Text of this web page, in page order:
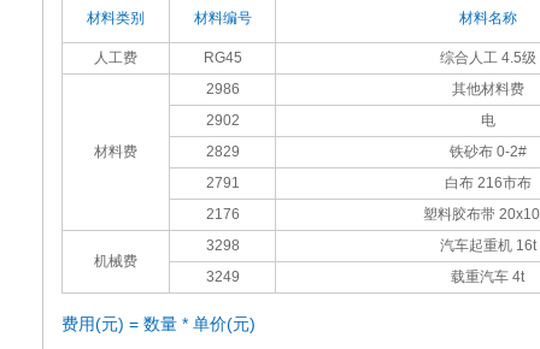
材料类别 材料编号 材料名称
人工费 RG45 综合人工 4.5级
材料费
2986
其他材料费
2902
电
2829
铁砂布 0-2#
2791
白布 216市布
2176
塑料胶布带
机械费
3298
汽车起重机 16t
3249
载重汽车 4t
费用(元) = 数量 * 单价(元)